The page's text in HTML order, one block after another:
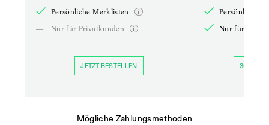
Persönliche Merklisten
—
Nur für Privatkunden
JETZT BESTELLEN
Persönliche
Nur für
30 TAGE
Mögliche Zahlungsmethoden